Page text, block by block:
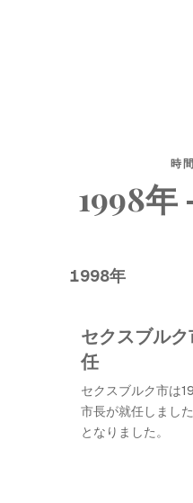
時
1998
1998年
セクスブル
任
セクスブルク市は
市長が就任しまし
となりました。